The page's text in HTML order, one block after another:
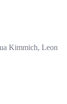
Kimmich, Leon